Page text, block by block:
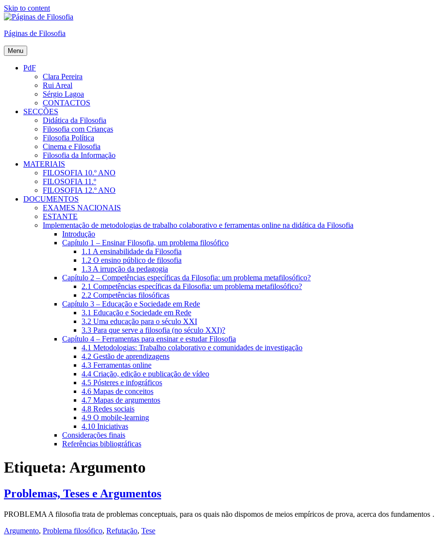
Skip to content
Páginas de Filosofia
Menu
PdF
Clara Pereira
Rui Areal
Sérgio Lagoa
CONTACTOS
SECÇÕES
Didática da Filosofia
Filosofia com Crianças
Filosofia Política
Cinema e Filosofia
Filosofia da Informação
MATERIAIS
FILOSOFIA 10.º ANO
FILOSOFIA 11.º
FILOSOFIA 12.º ANO
DOCUMENTOS
EXAMES NACIONAIS
ESTANTE
Implementação de metodologias de trabalho colaborativo e ferramentas online na didática da Filosofia
Introdução
Capítulo 1 – Ensinar Filosofia, um problema filosófico
1.1 A ensinabilidade da Filosofia
1.2 O ensino público de filosofia
1.3 A irrupção da pedagogia
Capítulo 2 – Competências específicas da Filosofia: um problema metafilosófico?
2.1 Competências específicas da Filosofia: um problema metafilosófico?
2.2 Competências filosóficas
Capítulo 3 – Educação e Sociedade em Rede
3.1 Educação e Sociedade em Rede
3.2 Uma educação para o século XXI
3.3 Para que serve a filosofia (no século XXI)?
Capítulo 4 – Ferramentas para ensinar e estudar Filosofia
4.1 Metodologias: Trabalho colaborativo e comunidades de investigação
4.2 Gestão de aprendizagens
4.3 Ferramentas online
4.4 Criação, edição e publicação de vídeo
4.5 Pósteres e infográficos
4.6 Mapas de conceitos
4.7 Mapas de argumentos
4.8 Redes sociais
4.9 O mobile-learning
4.10 Iniciativas
Considerações finais
Referências bibliográficas
Etiqueta: Argumento
Problemas, Teses e Argumentos
PROBLEMA A filosofia trata de problemas conceptuais, para os quais não dispomos de meios empíricos de prova, acerca dos
Argumento, Problema filosófico, Refutação, Tese